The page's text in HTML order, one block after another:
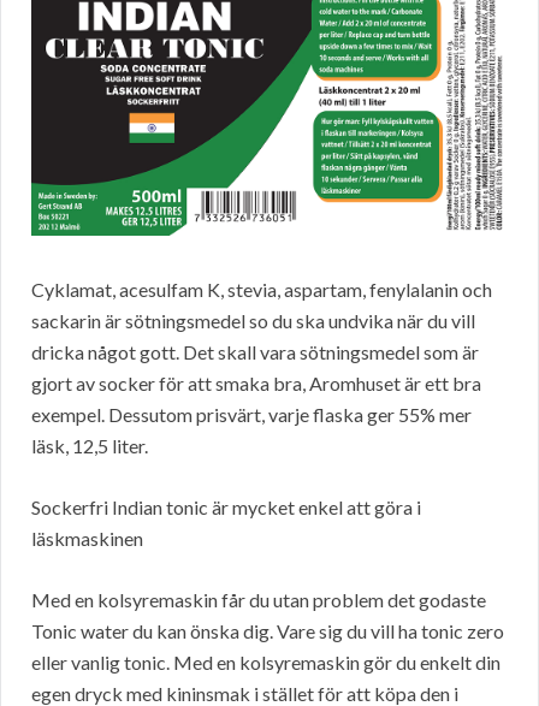
Cyklamat, acesulfam K, stevia, aspartam, fenylalanin och
sackarin är sötningsmedel so du ska undvika när du vill
dricka något gott. Det skall vara sötningsmedel som är
gjort av socker för att smaka bra, Aromhuset är ett bra
exempel. Dessutom prisvärt, varje flaska ger 55% mer
läsk, 12,5 liter.
Sockerfri Indian tonic är mycket enkel att göra i
läskmaskinen
Med en kolsyremaskin får du utan problem det godaste
Tonic water du kan önska dig. Vare sig du vill ha tonic zero
eller vanlig tonic. Med en kolsyremaskin gör du enkelt din
egen dryck med kininsmak i stället för att köpa den i